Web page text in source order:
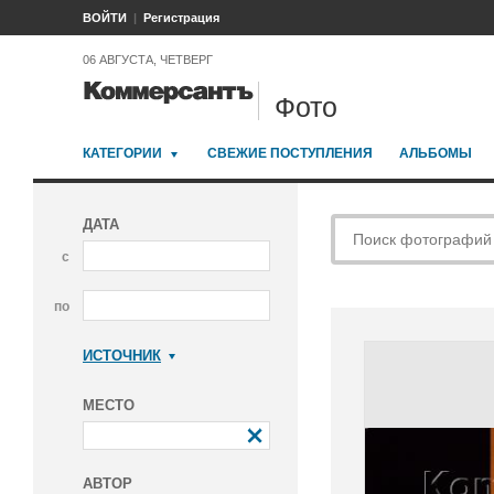
ВОЙТИ Регистрация
06 АВГУСТА, ЧЕТВЕРГ
Фото
КАТЕГОРИИ СВЕЖИЕ ПОСТУПЛЕНИЯ АЛЬБОМЫ
ДАТА
с
по
ИСТОЧНИК
МЕСТО
АВТОР